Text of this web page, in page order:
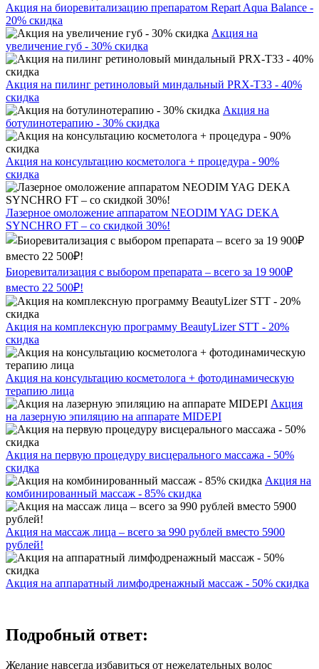
Акция на биоревитализацию препаратом Repart Aqua Balance -
20% скидка
Акция на
увеличение губ - 30% скидка
Акция на пилинг ретиноловый миндальный PRX-T33 - 40%
скидка
Акция на
ботулинотерапию - 30% скидка
Акция на консультацию косметолога + процедура - 90%
скидка
Лазерное омоложение аппаратом NEODIM YAG DEKA
SYNCHRO FT – со скидкой 30%!
Биоревитализация с выбором препарата – всего за 19 900₽
вместо 22 500₽!
Акция на комплексную программу BeautyLizer STT - 20%
скидка
Акция на консультацию косметолога + фотодинамическую
терапию лица
Акция
на лазерную эпиляцию на аппарате MIDEPI
Акция на первую процедуру висцерального массажа - 50%
скидка
Акция на
комбинированный массаж - 85% скидка
Акция на массаж лица – всего за 990 рублей вместо 5900
рублей!
Акция на аппаратный лимфодренажный массаж - 50% скидка
Подробный ответ:
Желание навсегда избавиться от нежелательных волос